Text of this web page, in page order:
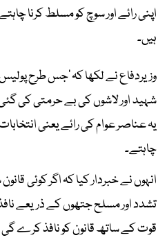
اپنی رائے اور سوچ کو مسلط کرنا
ہیں۔
وزیردفاع نے لکھا کہ ’جس طرح
شہید اور لاشوں کی بے حرمتی کی
یہ عناصر عوام کی رائے یعنی انتخابات
چاہتے۔
انہوں نے خبردار کیا کہ اگر کوئی
تشدد اور مسلح جتھوں کے ذریعے
قوت کے ساتھ قانون کو نافذ کرے گی